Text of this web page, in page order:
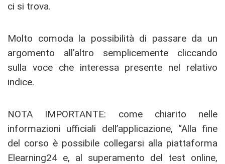
ci si trova.
Molto comoda la possibilità di passare da un
argomento all’altro semplicemente cliccando
sulla voce che interessa presente nel relativo
indice.
NOTA IMPORTANTE: come chiarito nelle
informazioni ufficiali dell’applicazione, “Alla fine
del corso è possibile collegarsi alla piattaforma
Elearning24 e, al superamento del test online,